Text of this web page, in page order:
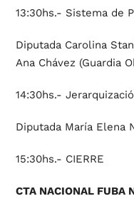
13:30hs.- Sistema de
Diputada Carolina
Ana Chávez (Guardia
14:30hs.-
Diputada María Elena
15:30hs.- CIERRE
CTA NACIONAL